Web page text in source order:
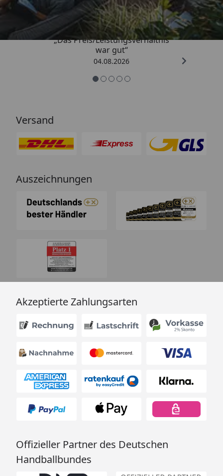
4,83/ 5
„Das Preis/Leistungsverhältnis
war gut“
04.08.2026
Versand
Auszeichnungen
Akzeptierte Zahlungsarten
Offizieller Partner des Deutschen
Handballbundes